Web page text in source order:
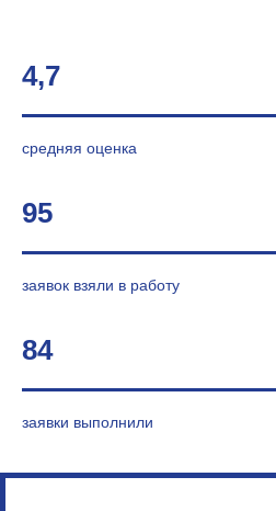
4,7
средняя оценка
95
заявок взяли в работу
84
заявки выполнили